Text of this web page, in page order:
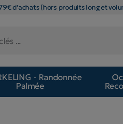
d'achats (hors produits long et
- Randonnée
Palmée